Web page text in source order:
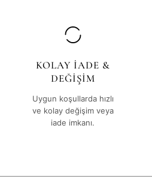
KOLAY İADE &
DEĞİŞİM
Uygun koşullarda hızlı
ve kolay değişim veya
iade imkanı.